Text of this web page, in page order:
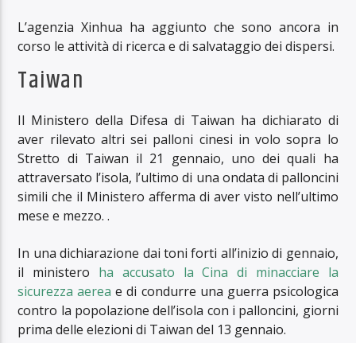
L’agenzia Xinhua ha aggiunto che sono ancora in
corso le attività di ricerca e di salvataggio dei dispersi.
Taiwan
Il Ministero della Difesa di Taiwan ha dichiarato di
aver rilevato altri sei palloni cinesi in volo sopra lo
Stretto di Taiwan il 21 gennaio, uno dei quali ha
attraversato l’isola, l’ultimo di una ondata di palloncini
simili che il Ministero afferma di aver visto nell’ultimo
mese e mezzo. .
In una dichiarazione dai toni forti all’inizio di gennaio,
il ministero ha accusato la Cina di minacciare la
sicurezza aerea e di condurre una guerra psicologica
contro la popolazione dell’isola con i palloncini, giorni
prima delle elezioni di Taiwan del 13 gennaio.